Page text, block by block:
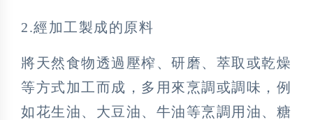
2.經加工製成的原料
將天然食物透過壓榨、研磨、萃取或乾燥
等方式加工而成，多用來烹調或調味，例
如花生油、大豆油、牛油等烹調用油、糖